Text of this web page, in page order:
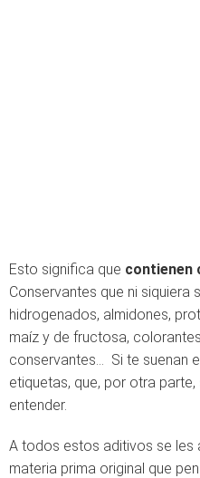
Esto significa que contienen
Conservantes que ni
hidrogenados, almidones,
maíz y de fructosa,
conservantes… Si te suenan
etiquetas, que, por otra
entender.
A todos estos aditivos se les
materia prima original que